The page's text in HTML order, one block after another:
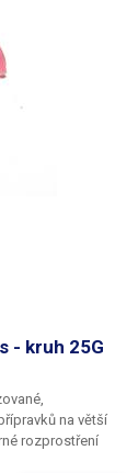
- kruh 25G
na větší
rozprostření